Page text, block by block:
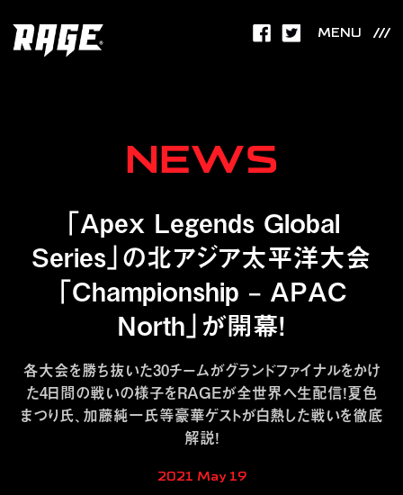
MENU
NEWS
「Apex Legends Global
Series」の北アジア太平洋大会
「Championship – APAC
North」が開幕！
各大会を勝ち抜いた30チームがグランドファイナルをかけ
た4日間の戦いの様子をRAGEが全世界へ生配信！夏色
まつり氏、加藤純一氏等豪華ゲストが白熱した戦いを徹底
解説！
2021 May 19